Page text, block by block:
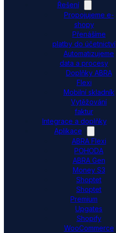
Řešení
Propojujeme e-
shopy
Přenášíme
platby do účetnictví
Automatizujeme
data a procesy
Doplňky ABRA
Flexi
Mobilní skladník
Vytěžování
faktur
Integrace a doplňky
Aplikace
ABRA Flexi
POHODA
ABRA Gen
Money S3
Shoptet
Shoptet
Premium
Upgates
Shopify
WooCommerce